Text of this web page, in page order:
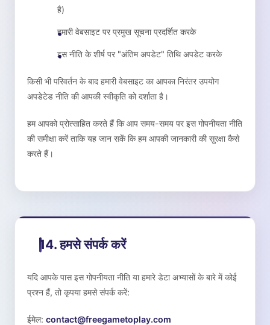
है)
हमारी वेबसाइट पर प्रमुख सूचना प्रदर्शित करके
इस नीति के शीर्ष पर "अंतिम अपडेट" तिथि अपडेट करके
किसी भी परिवर्तन के बाद हमारी वेबसाइट का आपका निरंतर उपयोग
अपडेटेड नीति की आपकी स्वीकृति को दर्शाता है।
हम आपको प्रोत्साहित करते हैं कि आप समय-समय पर इस गोपनीयता नीति
की समीक्षा करें ताकि यह जान सकें कि हम आपकी जानकारी की सुरक्षा कैसे
करते हैं।
14. हमसे संपर्क करें
यदि आपके पास इस गोपनीयता नीति या हमारे डेटा अभ्यासों के बारे में कोई
प्रश्न हैं, तो कृपया हमसे संपर्क करें:
ईमेल: contact@freegametoplay.com